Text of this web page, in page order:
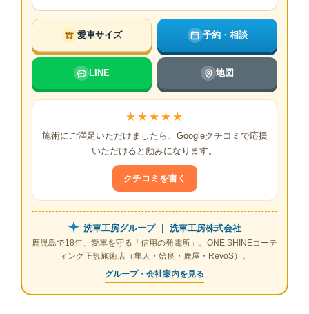
愛車サイズ 予約・相談
LINE 地図
★★★★★
施術にご満足いただけましたら、Googleクチコミで応援
いただけると励みになります。
クチコミを書く
洗車工房グループ ｜ 洗車工房株式会社
鹿児島で18年、愛車を守る「信用の発電所」。ONE SHINEコーテ
ィング正規施術店（隼人・姶良・鹿屋・RevoS）。
グループ・会社案内を見る